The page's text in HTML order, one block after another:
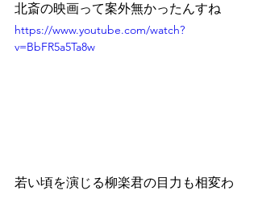
北斎の映画って案外無かったんすね
https://www.youtube.com/watch?
v=BbFR5a5Ta8w
若い頃を演じる柳楽君の目力も相変わ